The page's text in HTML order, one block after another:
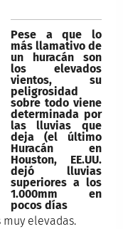
Pese a que lo
más llamativo de
un huracán son
los elevados
vientos, su
peligrosidad
sobre todo viene
determinada por
las lluvias que
deja (el último
Huracán en
Houston, EE.UU.
dejó lluvias
superiores a los
1.000mm en
pocos días
elevadas.